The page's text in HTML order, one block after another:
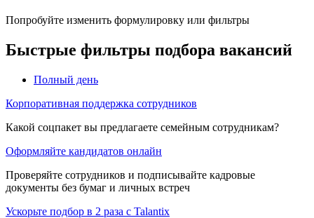
Попробуйте изменить формулировку или фильтры
Быстрые фильтры подбора вакансий
Полный день
Корпоративная поддержка сотрудников
Какой соцпакет вы предлагаете семейным сотрудникам?
Оформляйте кандидатов онлайн
Проверяйте сотрудников и подписывайте кадровые
документы без бумаг и личных встреч
Ускорьте подбор в 2 раза с Talantix